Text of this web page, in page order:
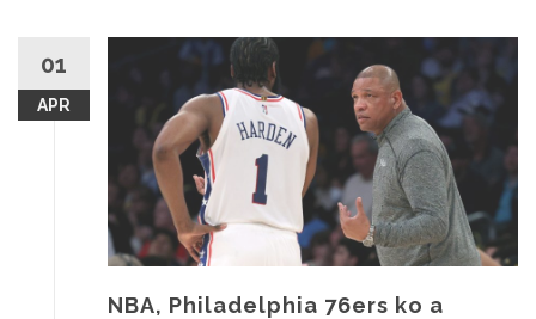
01
APR
NBA, Philadelphia 76ers ko a